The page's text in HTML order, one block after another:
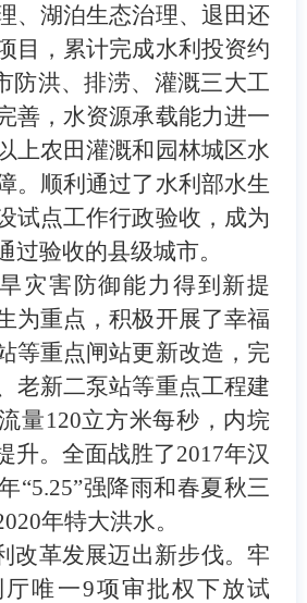
、 湖泊生态治理、 退田还
目， 累计完成水利投资约
防洪、排涝、灌溉三大工
善 ，水资源承载能力进一
上农田灌溉和园林城区水
。顺利通过了水利 部水生
试点工作行政验收 ，成为
过验收的县级城市。
旱灾害防御能力得到新提
为重点，积极开展了幸福
等重点闸站更新改造，完
老新二泵站等重点工程建
量120立方米每秒 ， 内垸
升。全面战胜了2017年汉
“5.25”强降雨和春夏秋三
年特大洪水。
改革发展迈出新步伐。牢
唯一9项审批权下放试